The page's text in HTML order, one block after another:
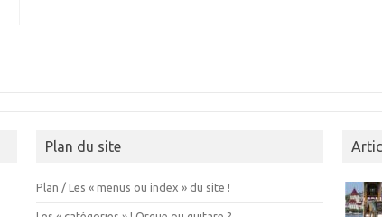
Plan du site
Plan / Les « menus ou index » du site !